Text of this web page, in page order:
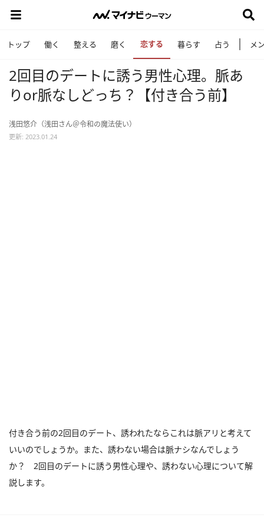
トップ 働く 整える 磨く 恋する 暮らす 占う メ
2回目のデートに誘う男性心理。脈あ
りor脈なしどっち？【付き合う前】
浅田悠介（浅田さん＠令和の魔法使い）
更新: 2023.01.24
付き合う前の2回目のデート、誘われたならこれは脈アリと考えて
いいのでしょうか。また、誘わない場合は脈ナシなんでしょう
か？ 2回目のデートに誘う男性心理や、誘わない心理について解
説します。